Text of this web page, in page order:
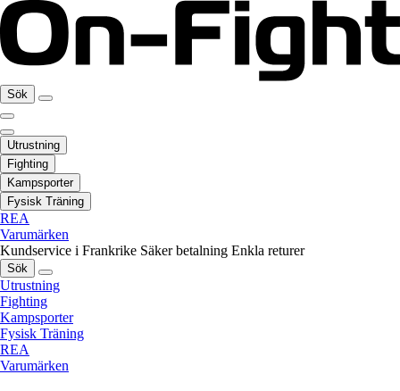
Sök
Utrustning
Fighting
Kampsporter
Fysisk Träning
REA
Varumärken
Kundservice i Frankrike Säker betalning Enkla returer
Sök
Utrustning
Fighting
Kampsporter
Fysisk Träning
REA
Varumärken